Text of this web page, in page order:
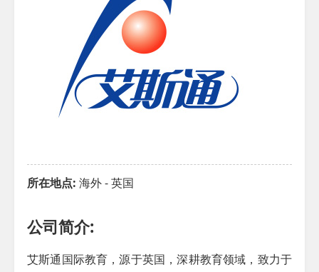
所在地点: 海外 - 英国
公司简介:
艾斯通国际教育，源于英国，深耕教育领域，致力于